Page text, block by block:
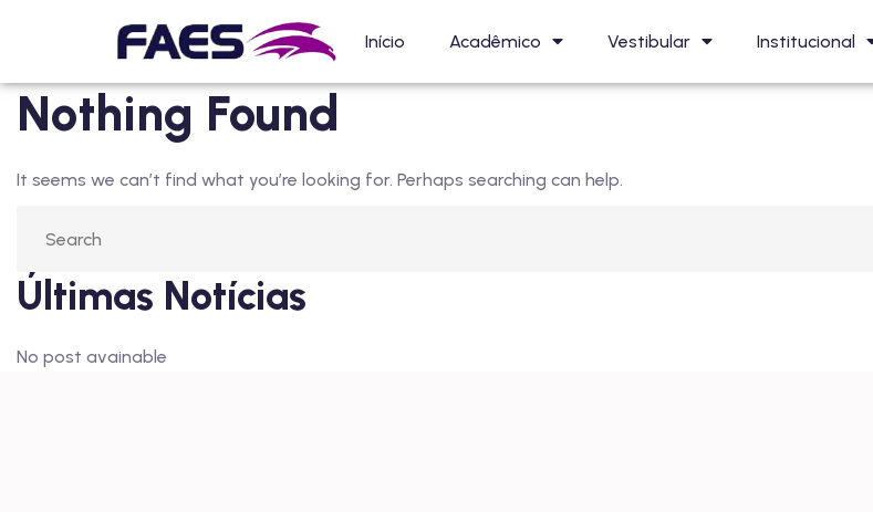
Início Acadêmico Vestibular Institucional
Nothing Found
It seems we can’t find what you’re looking for. Perhaps searching can help.
Últimas Notícias
No post avainable